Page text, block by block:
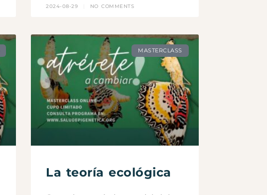
2024-08-29 NO COMMENTS
MASTERCLASS
La teoría ecológica